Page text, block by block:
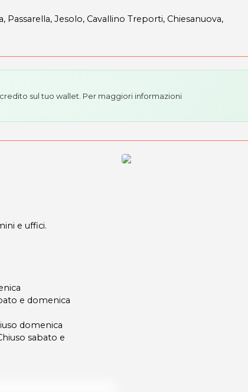
Passarella, Jesolo, Cavallino Treporti, Chiesanuova,
sul tuo wallet. Per maggiori informazioni
e uffici.
e domenica
domenica
sabato e